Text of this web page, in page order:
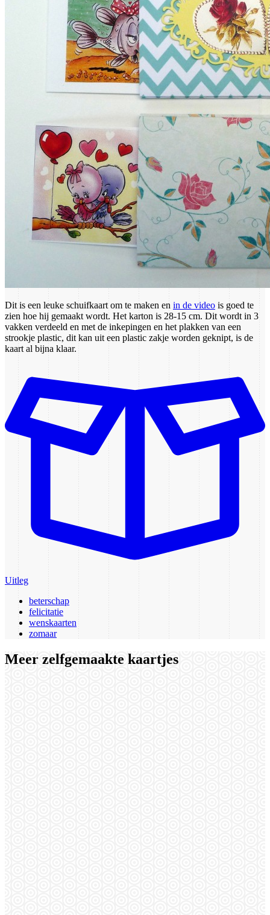
Dit is een leuke schuifkaart om te maken en in de video is goed te
zien hoe hij gemaakt wordt. Het karton is 28-15 cm. Dit wordt in 3
vakken verdeeld en met de inkepingen en het plakken van een
strookje plastic, dit kan uit een plastic zakje worden geknipt, is de
kaart al bijna klaar.
Uitleg
beterschap
felicitatie
wenskaarten
zomaar
Meer zelfgemaakte kaartjes